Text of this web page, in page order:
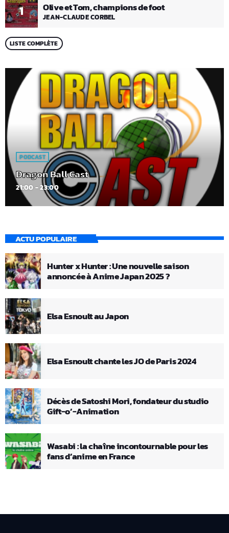
1 Olive et Tom, champions de foot
JEAN-CLAUDE CORBEL
LISTE COMPLÈTE
PODCAST
Dragon Ball Cast
21:00 - 23:00
ACTU POPULAIRE
Hunter x Hunter : Une nouvelle saison
annoncée à Anime Japan 2025 ?
Elsa Esnoult au Japon
Elsa Esnoult chante les JO de Paris 2024
Décès de Satoshi Mori, fondateur du studio
Gift-o’-Animation
Wasabi : la chaîne incontournable pour les
fans d’anime en France